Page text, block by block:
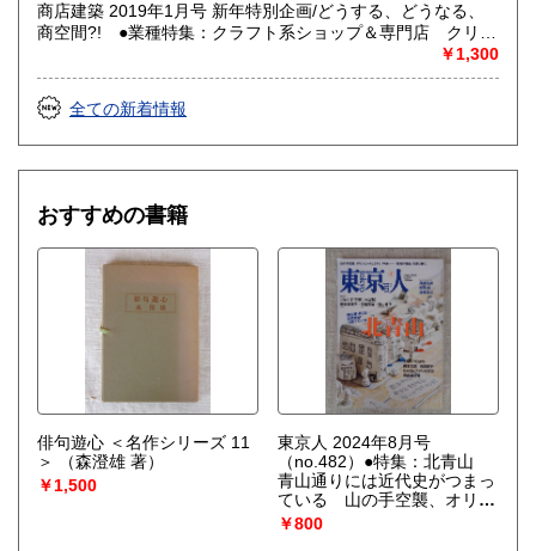
商店建築 2019年1月号 新年特別企画/どうする、どうなる、
商空間?! ●業種特集：クラフト系ショップ＆専門店 クリニ
￥1,300
全ての新着情報
おすすめの書籍
俳句遊心 ＜名作シリーズ 11
＞
（森澄雄 著）
￥1,500
東京人 2024年8月号
（no.482）●特集：北青山
青山通りには近代史がつまっ
ている 山の手空襲、オリン
ピック246、VAN・・・「昭
￥800